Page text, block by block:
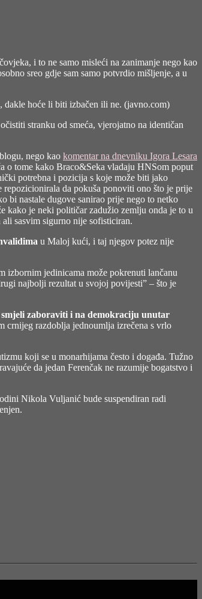
i to ne samo misleći na zanimanje nego kao
sreo gdje sam samo potvrdio mišljenje, a u
dakle hoće li biti izbačen ili ne. (javno.com)
stranku od smeća, vjerojatno na identičan
nego kao komentar na dnevniku Igora Lesara
o tome kako Braco&Seka vladaju HNSom poput
potrebna i pozicija s koje može biti jako
repozicionirala da pokuša ponoviti ono što je prije
bi nastale dugove sanirao prije nego to netko
kako je neki političar zadužio zemlju onda je to u
sasvim sigurno nije sofisticiran.
u Maloj kući, i taj njegov potez nije
izbornim jedinicama može pokrenuti lančanu
najbolji rezultat u svojoj povijesti” – što je
smjeli zaboraviti i na demokraciju unutar
crnijeg razdoblja jednoumlja izrečena s vrlo
koji se u monarhijama često i događa. Tužno
da jedan Ferenčak ne razumije bogatstvo i
Nikola Vuljanić bude suspendiran radi